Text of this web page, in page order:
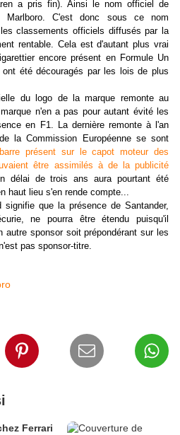
a pris fin). Ainsi le nom officiel de
Marlboro. C'est donc sous ce nom
classements officiels diffusés par la
rentable. Cela est d'autant plus vrai
encore présent en Formule Un
été découragés par les lois de plus
du logo de la marque remonte au
n'en a pas pour autant évité les
en F1. La dernière remonte à l'an
la Commission Européenne se sont
présent sur le capot moteur des
être assimilés à de la publicité
délai de trois ans aura pourtant été
haut lieu s'en rende compte...
signifie que la présence de Santander,
ne pourra être étendu puisqu'il
autre sponsor soit prépondérant sur les
pas sponsor-titre.
Ferrari